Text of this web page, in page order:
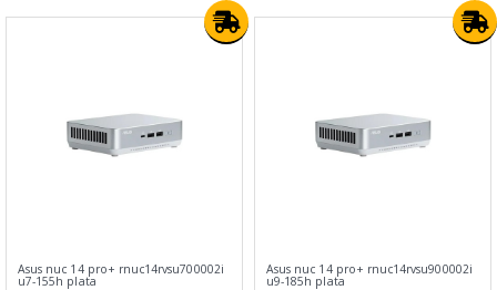
Asus nuc 14 pro+ rnuc14rvsu700002i
u7-155h plata
Asus nuc 14 pro+ rnuc14rvsu900002i
u9-185h plata